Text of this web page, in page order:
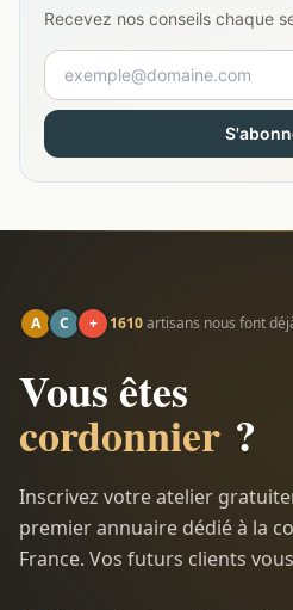
Recevez nos conseils chaque
A C + 1610artisans nous font
Vous êtes
cordonnier ?
Inscrivez votre atelier
premier annuaire dédié à la
France. Vos futurs clients